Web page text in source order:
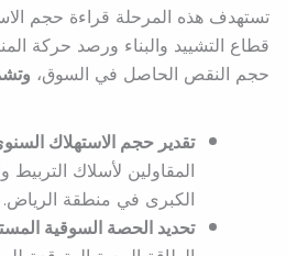
تستهدف هذه المرحلة قراءة حجم
قطاع التشييد والبناء ورصد حركة
حجم النقص الحاصل في السوق،
تقدير حجم الاستهلاك
المقاولين لأسلاك التربيط
الكبرى في منطقة الرياض.
تحديد الحصة السوقية